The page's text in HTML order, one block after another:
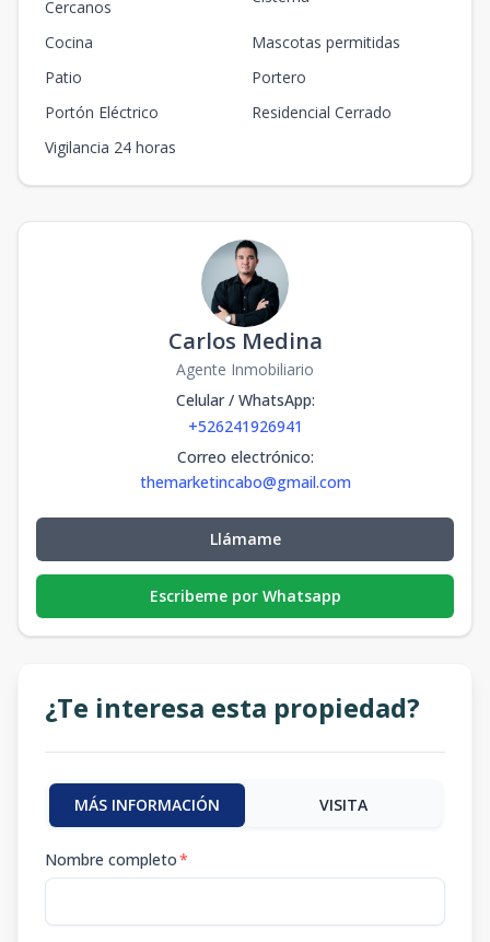
Cercanos
Cocina
Mascotas permitidas
Patio
Portero
Portón Eléctrico
Residencial Cerrado
Vigilancia 24 horas
Carlos Medina
Agente Inmobiliario
Celular / WhatsApp:
+526241926941
Correo electrónico:
themarketincabo@gmail.com
Llámame
Escribeme por Whatsapp
¿Te interesa esta propiedad?
MÁS INFORMACIÓN VISITA
Nombre completo*